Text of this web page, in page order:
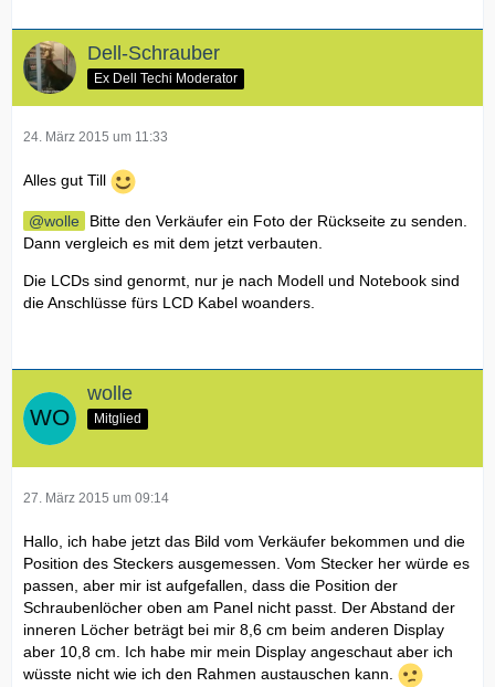
Dell-Schrauber
Ex Dell Techi Moderator
24. März 2015 um 11:33
Alles gut Till
wolle
Bitte den Verkäufer ein Foto der Rückseite zu senden.
Dann vergleich es mit dem jetzt verbauten.
Die LCDs sind genormt, nur je nach Modell und Notebook sind
die Anschlüsse fürs LCD Kabel woanders.
wolle
Mitglied
27. März 2015 um 09:14
Hallo, ich habe jetzt das Bild vom Verkäufer bekommen und die
Position des Steckers ausgemessen. Vom Stecker her würde es
passen, aber mir ist aufgefallen, dass die Position der
Schraubenlöcher oben am Panel nicht passt. Der Abstand der
inneren Löcher beträgt bei mir 8,6 cm beim anderen Display
aber 10,8 cm. Ich habe mir mein Display angeschaut aber ich
wüsste nicht wie ich den Rahmen austauschen kann.